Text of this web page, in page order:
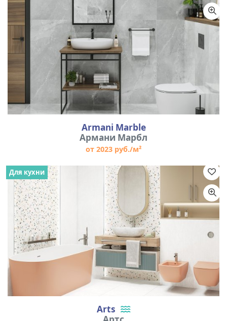
Armani Marble
Армани Марбл
от 2023 руб./м²
Arts
Для кухни